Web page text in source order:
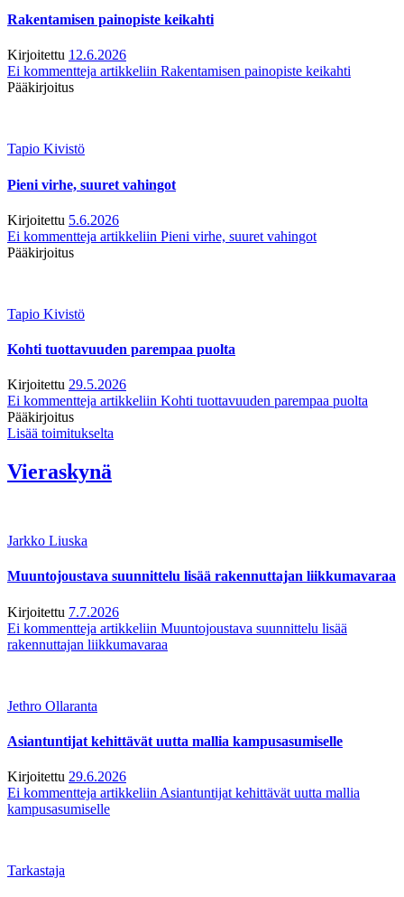
Rakentamisen painopiste keikahti
Kirjoitettu 12.6.2026
Ei kommentteja artikkeliin Rakentamisen painopiste keikahti
Pääkirjoitus
Tapio Kivistö
Pieni virhe, suuret vahingot
Kirjoitettu 5.6.2026
Ei kommentteja artikkeliin Pieni virhe, suuret vahingot
Pääkirjoitus
Tapio Kivistö
Kohti tuottavuuden parempaa puolta
Kirjoitettu 29.5.2026
Ei kommentteja artikkeliin Kohti tuottavuuden parempaa puolta
Pääkirjoitus
Lisää toimitukselta
Vieraskynä
Jarkko Liuska
Muuntojoustava suunnittelu lisää rakennuttajan liikkumavaraa
Kirjoitettu 7.7.2026
Ei kommentteja artikkeliin Muuntojoustava suunnittelu lisää
rakennuttajan liikkumavaraa
Jethro Ollaranta
Asiantuntijat kehittävät uutta mallia kampusasumiselle
Kirjoitettu 29.6.2026
Ei kommentteja artikkeliin Asiantuntijat kehittävät uutta mallia
kampusasumiselle
Tarkastaja